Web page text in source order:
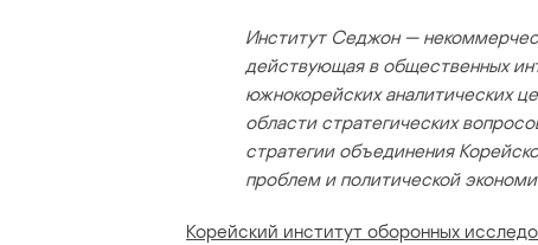
Институт Седжон —
действующая в общественных
южнокорейских аналитических
области стратегических
стратегии объединения
проблем и политической
Корейский институт оборонных